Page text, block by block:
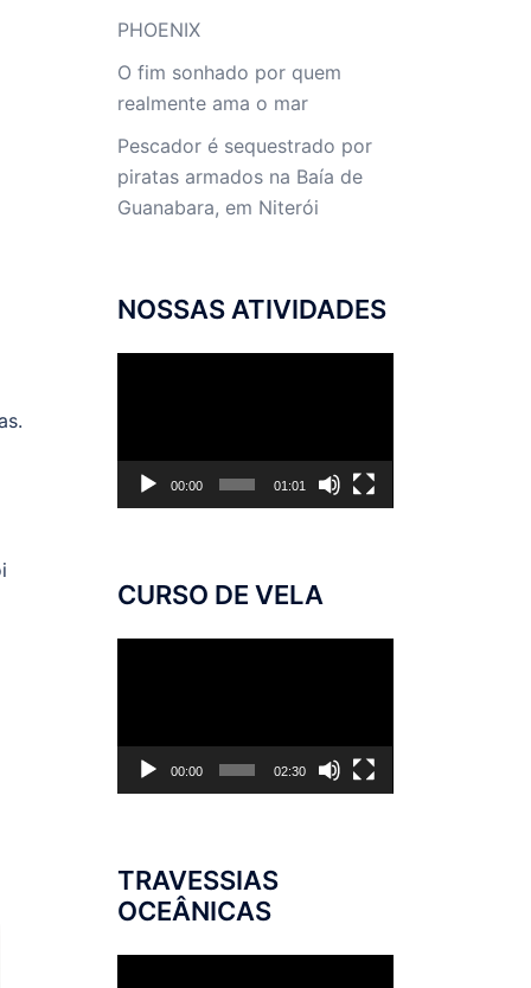
PHOENIX
O fim sonhado por quem
realmente ama o mar
Pescador é sequestrado por
piratas armados na Baía de
Guanabara, em Niterói
NOSSAS ATIVIDADES
00:00 01:01
CURSO DE VELA
00:00 02:30
TRAVESSIAS
OCEÂNICAS